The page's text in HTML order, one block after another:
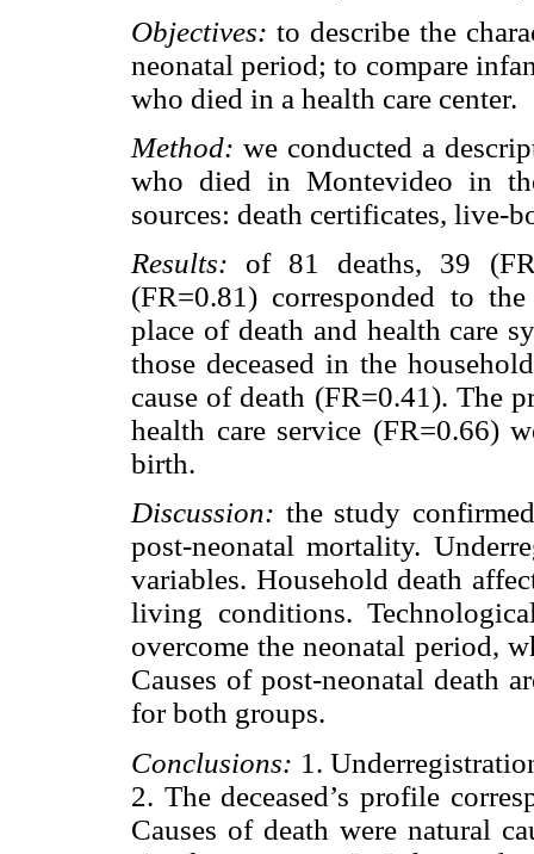
Objectives: to describe the
neonatal period; to compare
who died in a health care center.
Method: we conducted a
who died in Montevideo in
sources: death certificates, live-
Results:
of 81 deaths, 39
(FR=0.81) corresponded to
place of death and health care
those deceased in the
cause of death (FR=0.41). The
health care service (FR=0.66)
birth.
Discussion: the study
post-neonatal mortality.
variables. Household death
living conditions.
overcome the neonatal period,
Causes of post-neonatal death
for both groups.
Conclusions: 1.
2. The deceased’s profile
Causes of death were natural